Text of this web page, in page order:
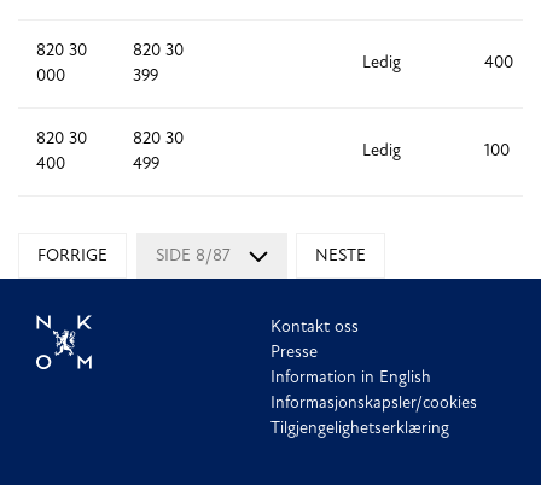
820 30
000
820 30
399
Ledig 400
820 30
400
820 30
499
Ledig 100
FORRIGE SIDE 8/87 NESTE
Kontakt oss
Presse
Information in English
Informasjonskapsler/cookies
Tilgjengelighetserklæring